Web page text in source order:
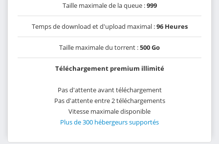
Taille maximale de la queue :999
Temps de download et d'upload maximal :96 Heures
Taille maximale du torrent :500 Go
Téléchargement premium illimité
Pas d'attente avant téléchargement
Pas d'attente entre 2 téléchargements
Vitesse maximale disponible
Plus de 300 hébergeurs supportés